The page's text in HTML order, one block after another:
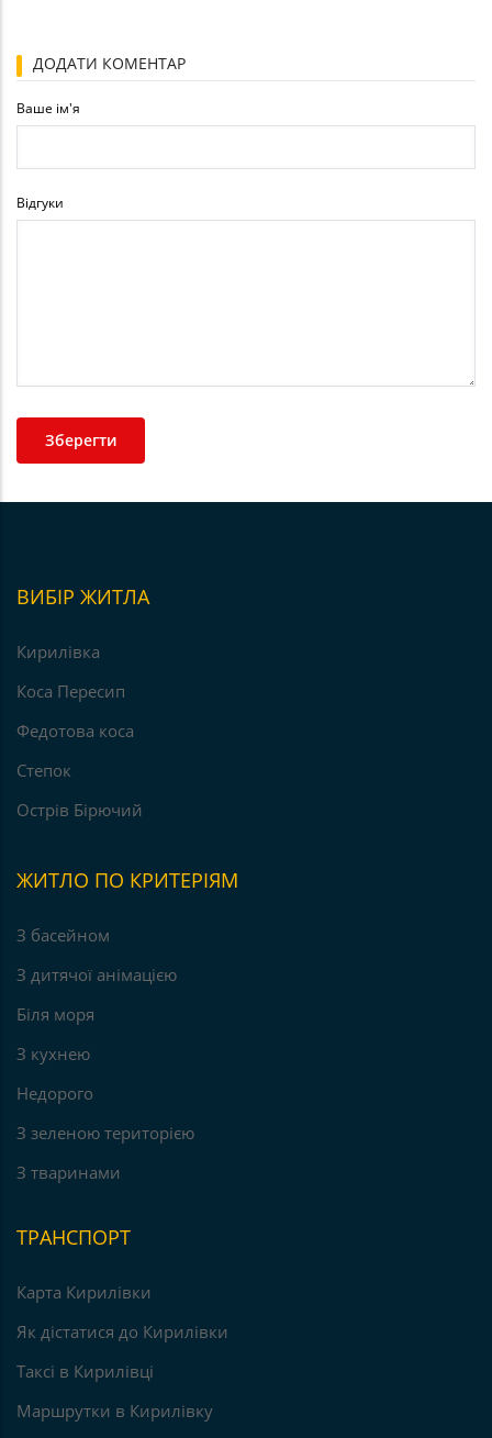
ДОДАТИ КОМЕНТАР
Ваше ім'я
Відгуки
ВИБІР ЖИТЛА
Кирилівка
Коса Пересип
Федотова коса
Степок
Острів Бірючий
ЖИТЛО ПО КРИТЕРІЯМ
З басейном
З дитячої анімацією
Біля моря
З кухнею
Недорого
З зеленою територією
З тваринами
ТРАНСПОРТ
Карта Кирилівки
Як дістатися до Кирилівки
Таксі в Кирилівці
Маршрутки в Кирилівку